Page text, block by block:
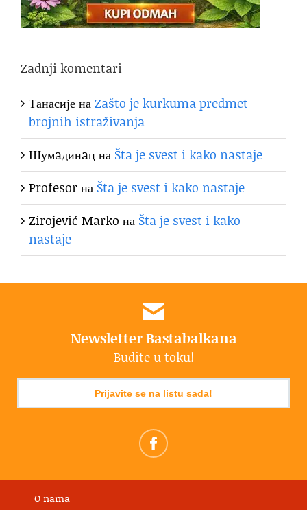
Zadnji komentari
ТанасијенаZašto je kurkuma predmet
brojnih istraživanja
Шумaдинaцна Šta je svest i kako nastaje
Profesorна Šta je svest i kako nastaje
Zirojević Marko на Šta je svest i kako
nastaje
Newsletter Bastabalkana
Budite u toku!
Prijavite se na listu sada!
O nama